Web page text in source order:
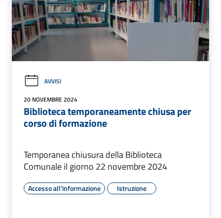
AVVISI
20 NOVEMBRE 2024
Biblioteca temporaneamente chiusa per
corso di formazione
Temporanea chiusura della Biblioteca
Comunale il giorno 22 novembre 2024
Accesso all'informazione Istruzione